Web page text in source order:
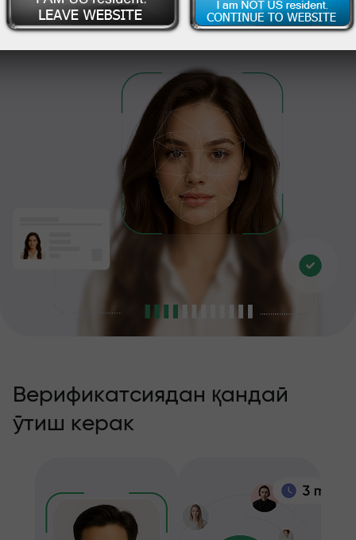
Верификатсиядан ўтиш
Верификатсиядан қандай
ўтиш керак